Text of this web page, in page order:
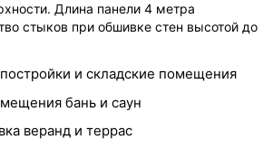
Длина панели 4 метра
стыков при обшивке стен высотой до
и складские помещения
бань и саун
веранд и террас